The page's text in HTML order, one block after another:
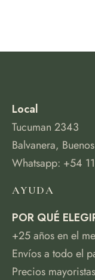
Local
Tucuman 2343
Balvanera,
Whatsapp: +54
AYUDA
POR QUÉ
+25 años en el
Envíos a todo el
Precios mayoristas